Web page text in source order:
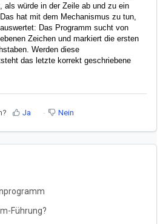
als würde in der Zeile ab und zu ein
hat mit dem Mechanismus zu tun,
Das Programm sucht von
Zeichen und markiert die ersten
Werden diese
das letzte korrekt geschriebene
Ja Nein
Führung?